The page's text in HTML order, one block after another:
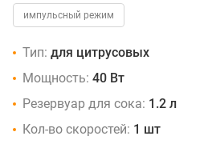
импульсный режим
Тип: для цитрусовых
Мощность: 40 Вт
Резервуар для сока: 1.2 л
Кол-во скоростей: 1 шт